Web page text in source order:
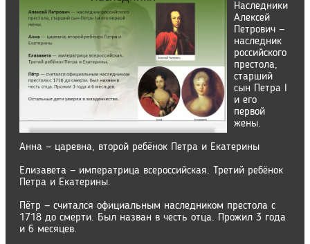
Наследники
Алексей
Петрович —
наследник
российского
престола,
старший
сын Петра I
и его
первой
жены.
Анна — царевна, второй ребёнок Петра и Екатерины
Елизавета — императрица всероссийская. Третий ребёнок
Петра и Екатерины.
Пётр — считался официальным наследником престола с
1718 до смерти. Был назван в честь отца. Прожил 3 года
и 6 месяцев.